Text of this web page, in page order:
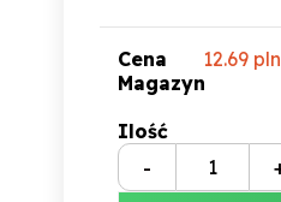
Cena 12.69 pln
Magazyn
Ilość